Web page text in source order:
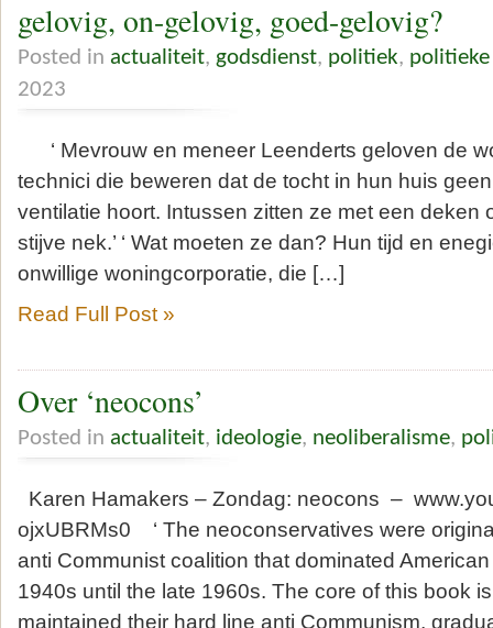
gelovig, on-gelovig, goed-gelovig?
Posted in actualiteit, godsdienst, politiek,
2023
‘ Mevrouw en meneer Leenderts geloven de
technici die beweren dat de tocht in hun huis
ventilatie hoort. Intussen zitten ze met een deken
stijve nek.’ ‘ Wat moeten ze dan? Hun tijd en
onwillige woning­corporatie, die […]
Read Full Post »
Over ‘neocons’
Posted in actualiteit, ideologie, neoliberalisme,
Karen Hamakers – Zondag: neocons –
ojxUBRMs0 ‘ The neoconservatives were
anti Communist coalition that dominated
1940s until the late 1960s. The core of this book
maintained their hard line anti Communism,